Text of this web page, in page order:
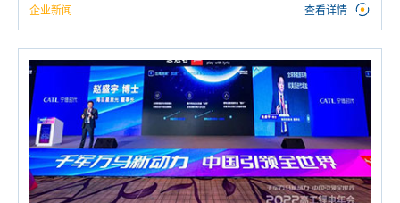
企业新闻 查看详情